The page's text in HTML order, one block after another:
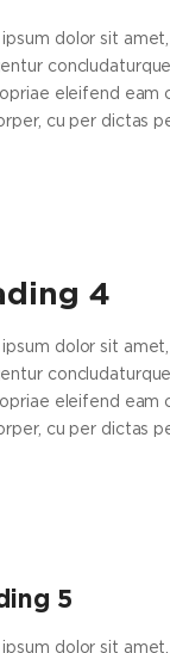
ipsum dolor sit
eleifend eam
cu per dictas
4
ipsum dolor sit
eleifend eam
cu per dictas
5
dolor sit